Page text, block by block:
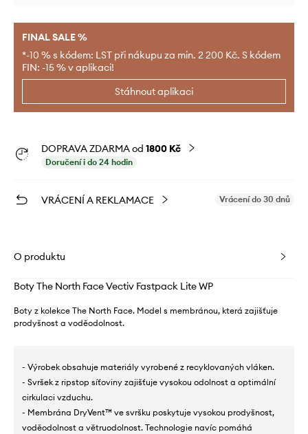
FINAL SALE %
*-10 % s kódem: LST při nákupu za min. 2 200 Kč. S kódem
FIN: -15 % v aplikaci!
Stáhnout aplikaci
DOPRAVA ZDARMA od 1800 Kč
Doručení i do 24 hodin
VRÁCENÍ A REKLAMACE Vrácení do 30 dnů
O produktu
Boty The North Face Vectiv Fastpack Lite WP
Boty z kolekce The North Face. Model s membránou, která zajišťuje
prodyšnost a voděodolnost.
- Výrobek obsahuje materiály vyrobené z recyklovaných vláken.
- Svršek z ripstop síťoviny zajišťuje vysokou odolnost a optimální
cirkulaci vzduchu.
- Membrána DryVent™ ve svršku poskytuje vysokou prodyšnost,
voděodolnost a větruodolnost. Technologie navíc pomáhá